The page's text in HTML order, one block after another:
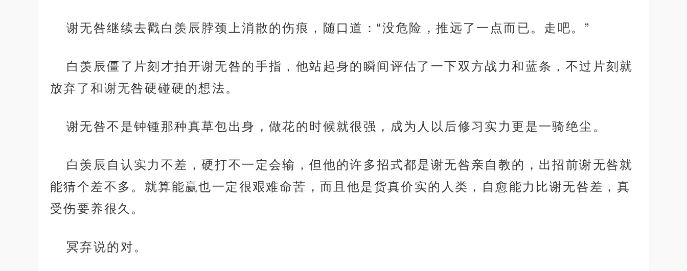
谢无咎继续去戳白羡辰脖颈上消散的伤痕，随口道：“没危险，推远了一点而已。走吧。”
白羡辰僵了片刻才拍开谢无咎的手指，他站起身的瞬间评估了一下双方战力和蓝条，不过片刻就
放弃了和谢无咎硬碰硬的想法。
谢无咎不是钟锺那种真草包出身，做花的时候就很强，成为人以后修习实力更是一骑绝尘。
白羡辰自认实力不差，硬打不一定会输，但他的许多招式都是谢无咎亲自教的，出招前谢无咎就
能猜个差不多。就算能赢也一定很艰难命苦，而且他是货真价实的人类，自愈能力比谢无咎差，真
受伤要养很久。
冥弃说的对。